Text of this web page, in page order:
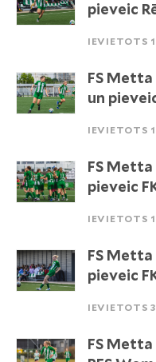
pieveic
IEVIETOTS
FS
un
IEVIETOTS
FS
pieveic
IEVIETOTS
FS
pieveic
IEVIETOTS
FS